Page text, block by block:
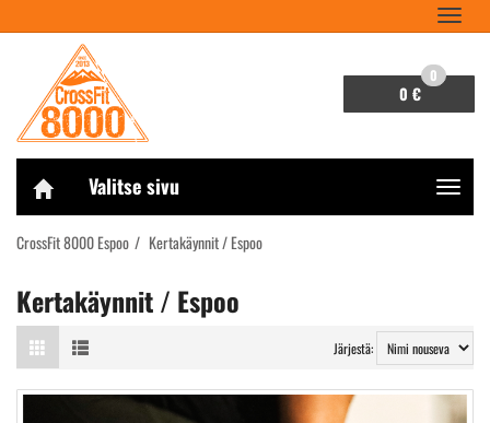
0 €
0
Valitse sivu
CrossFit 8000 Espoo Kertakäynnit / Espoo
Kertakäynnit / Espoo
Järjestä: